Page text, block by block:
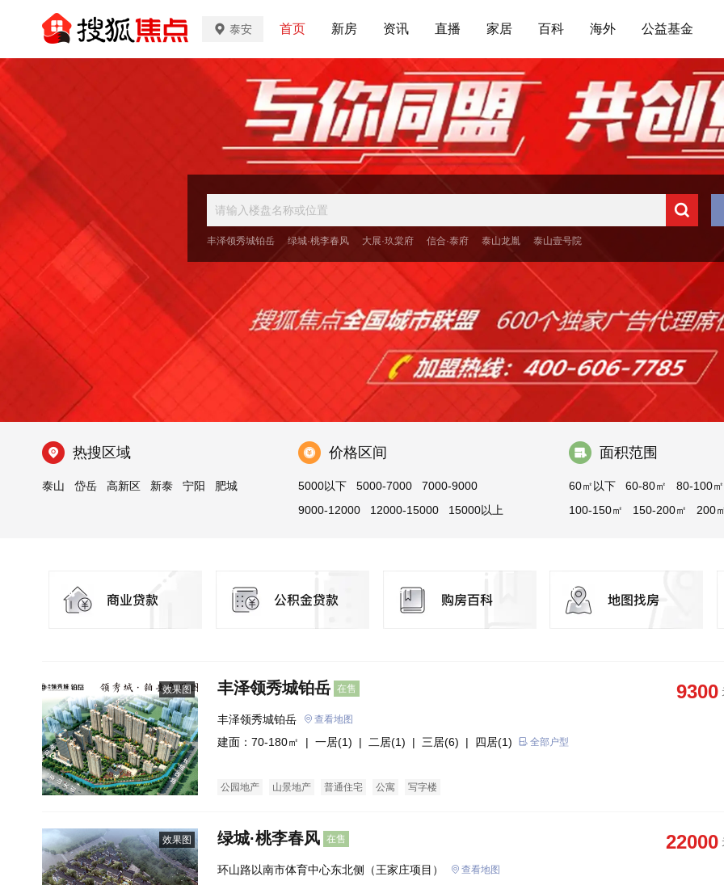
泰安 首页 新房 资讯 直播 家居 百科 海外 公益基金
丰泽领秀城铂岳 绿城·桃李春风 大展·玖棠府 信合·泰府 泰山龙胤 泰山壹号院
热搜区域
泰山 岱岳 高新区 新泰 宁阳 肥城
价格区间
5000以下 5000-7000
7000-9000
9000-12000
12000-15000 15000以上
面积范围
60㎡以下 60-80㎡
80-100㎡
100-150㎡
150-200㎡ 200
效果图 丰泽领秀城铂岳 在售 9300
丰泽领秀城铂岳 查看地图
建面：70-180㎡ | 一居(1) | 二居(1) | 三居(6) | 四居(1) 全部户型
公园地产 山景地产 普通住宅 公寓 写字楼
效果图 绿城·桃李春风 在售 22000
环山路以南市体育中心东北侧（王家庄项目） 查看地图